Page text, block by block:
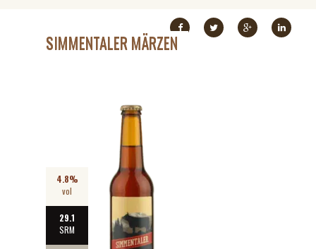
SIMMENTALER MÄRZEN
4.8%
vol
29.1
SRM